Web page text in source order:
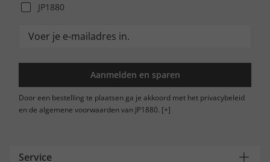
JP1880
Aanmelden en sparen
Door een bestelling te plaatsen ga je akkoord met het privacybeleid
en de algemene voorwaarden van JP1880. [+]
Service